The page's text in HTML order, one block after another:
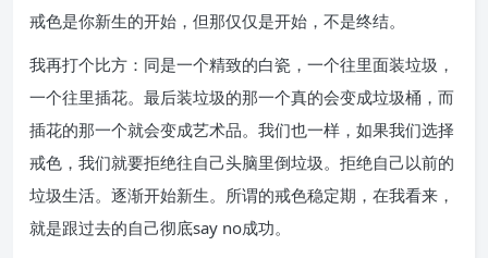
戒色是你新生的开始，但那仅仅是开始，不是终结。
我再打个比方：同是一个精致的白瓷，一个往里面装垃圾，
一个往里插花。最后装垃圾的那一个真的会变成垃圾桶，而
插花的那一个就会变成艺术品。我们也一样，如果我们选择
戒色，我们就要拒绝往自己头脑里倒垃圾。拒绝自己以前的
垃圾生活。逐渐开始新生。所谓的戒色稳定期，在我看来，
就是跟过去的自己彻底say no成功。